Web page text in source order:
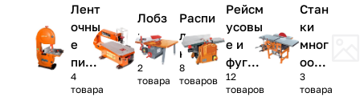
Лент
очны
е
пилы
по
дере
4
товара
Лобз
иков
ые
2
товара
Распи
ловоч
ные
8
товаров
Рейсм
усовы
е и
фугов
альны
е
12
товаров
Стан
ки
мног
оопе
раци
онны
3
товара